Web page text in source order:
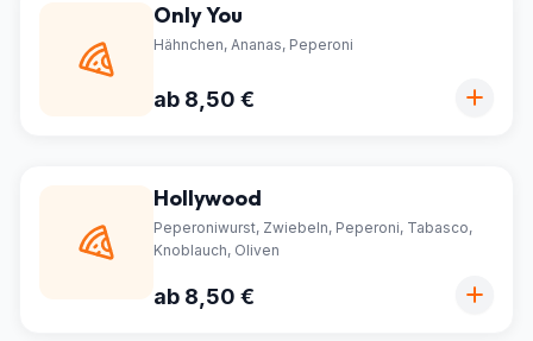
Only You
Hähnchen, Ananas, Peperoni
ab 8,50 €
Hollywood
Peperoniwurst, Zwiebeln, Peperoni, Tabasco,
Knoblauch, Oliven
ab 8,50 €